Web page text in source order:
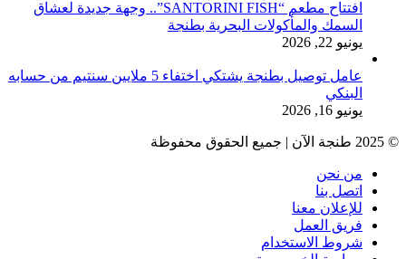
افتتاح مطعم “SANTORINI FISH”.. وجهة جديدة لعشاق
السمك والمأكولات البحرية بطنجة
يونيو 22, 2026
عامل توصيل بطنجة يشتكي اختفاء 5 ملايين سنتيم من حسابه
البنكي
يونيو 16, 2026
© 2025 طنجة الآن | جميع الحقوق محفوظة
من نحن
اتصل بنا
للإعلان معنا
فريق العمل
شروط الاستخدام